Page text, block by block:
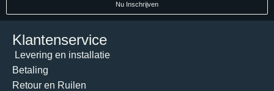
Nu Inschrijven
Klantenservice
Levering en installatie
Betaling
Retour en Ruilen